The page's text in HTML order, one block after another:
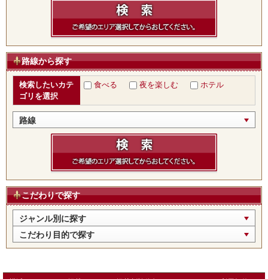
路線から探す
検索したいカテ
ゴリを選択
食べる 夜を楽しむ ホテル
路線
こだわりで探す
ジャンル別に探す
こだわり目的で探す